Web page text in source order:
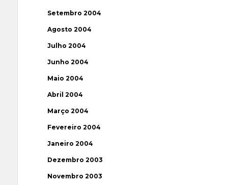
Setembro 2004
Agosto 2004
Julho 2004
Junho 2004
Maio 2004
Abril 2004
Março 2004
Fevereiro 2004
Janeiro 2004
Dezembro 2003
Novembro 2003